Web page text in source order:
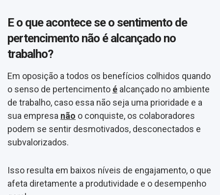
E o que acontece se o sentimento de
pertencimento não é alcançado no
trabalho?
Em oposição a todos os benefícios colhidos quando
o senso de pertencimento é alcançado no ambiente
de trabalho, caso essa não seja uma prioridade e a
sua empresa não o conquiste, os colaboradores
podem se sentir desmotivados, desconectados e
subvalorizados.
Isso resulta em baixos níveis de engajamento, o que
afeta diretamente a produtividade e o desempenho